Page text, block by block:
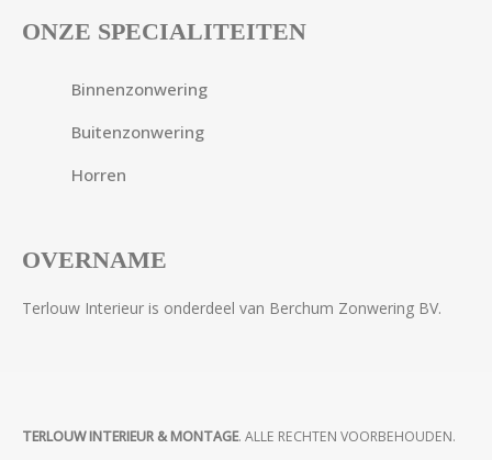
ONZE SPECIALITEITEN
Binnenzonwering
Buitenzonwering
Horren
OVERNAME
Terlouw Interieur is onderdeel van Berchum Zonwering BV.
TERLOUW INTERIEUR & MONTAGE. ALLE RECHTEN VOORBEHOUDEN.